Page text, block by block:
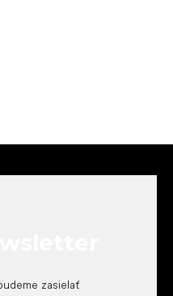
zasielať